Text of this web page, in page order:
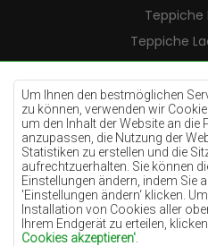
Um Ihnen den bestmöglichen
zu können, verwenden wir
um den Inhalt der Website an die
anzupassen, die Nutzung der
Statistiken zu erstellen und die
aufrechtzuerhalten. Sie können
Einstellungen ändern, indem Sie
'Einstellungen ändern‘ klicken.
Installation von Cookies aller
Ihrem Endgerät zu erteilen,
Cookies akzeptieren'
Teppiche
Teppiche
Teppiche
Teppiche
Teppiche